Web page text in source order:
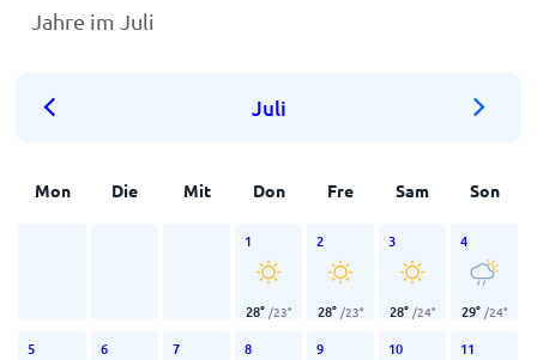
Jahre im Juli
Juli
Mon Die Mit Don Fre Sam Son
1
28° /23°
2
28° /23°
3
28° /24°
4
29° /24°
5 6 7 8 9 10 11